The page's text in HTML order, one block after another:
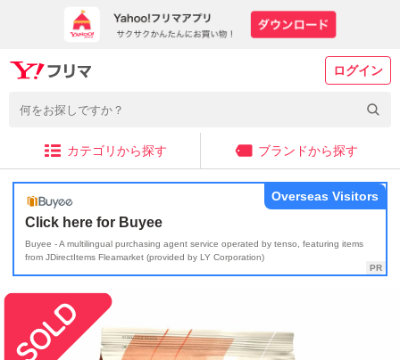
ログイン
カテゴリから探す ブランドから探す
Click here for Buyee
Buyee - A multilingual purchasing agent service operated by tenso, featuring items
from JDirectItems Fleamarket (provided by LY Corporation)
Overseas Visitors